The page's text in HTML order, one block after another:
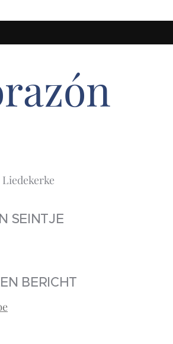
Liedekerke
SEINTJE
BERICHT